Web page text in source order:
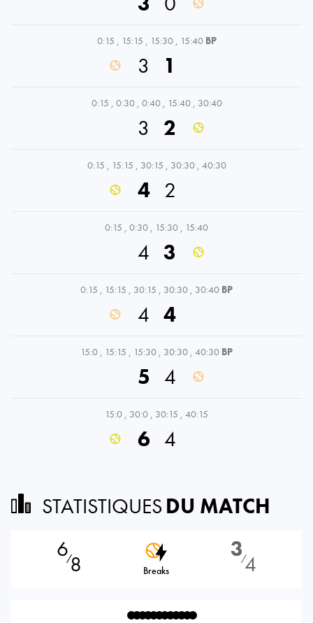
0:15 , 15:15 , 15:30 , 15:40 BP
3 1
0:15 , 0:30 , 0:40 , 15:40 , 30:40
3 2
0:15 , 15:15 , 30:15 , 30:30 , 40:30
4 2
0:15 , 0:30 , 15:30 , 15:40
4 3
0:15 , 15:15 , 30:15 , 30:30 , 30:40 BP
4 4
15:0 , 15:15 , 15:30 , 30:30 , 40:30 BP
5 4
15:0 , 30:0 , 30:15 , 40:15
6 4
STATISTIQUES DU MATCH
6⁄8 Breaks
3⁄4